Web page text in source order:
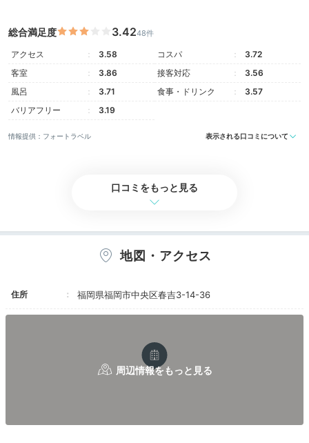
Sightseeing
16:00
中洲や天神エリアを
ぷらっとお散歩
荷解きをした後はホテル周辺の散策へ。ホテルから徒歩
ある「川端通商店街」や、天神までも徒歩圏内です。
総合満足度 3.4248件
アクセス 3.58 コスパ
3.72
客室
3.86 接客対応
3.56
風呂
3.71 食事・ドリンク
3.57
バリアフリー
3.19
情報提供：フォートラベル 表示される口コミについて
口コミをもっと見る
地図・アクセス
住所 福岡県福岡市中央区春吉3-14-36